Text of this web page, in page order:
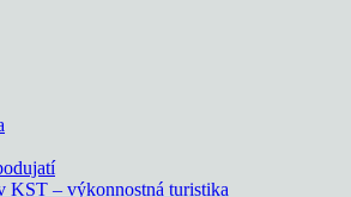
KST – výkonnostná turistika